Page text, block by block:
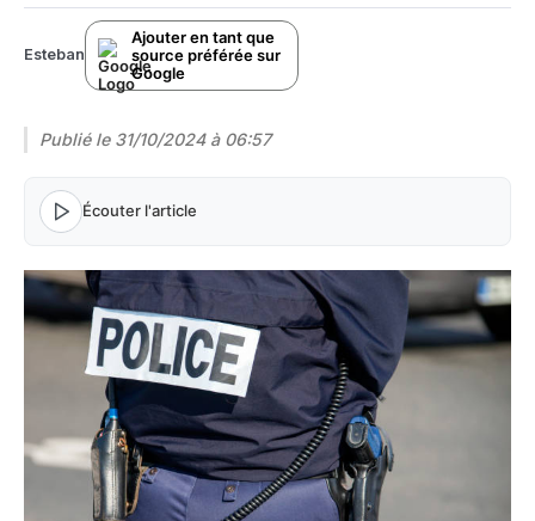
Esteban
Ajouter en tant que
source préférée sur
Google
Publié le 31/10/2024 à 06:57
Écouter l'article